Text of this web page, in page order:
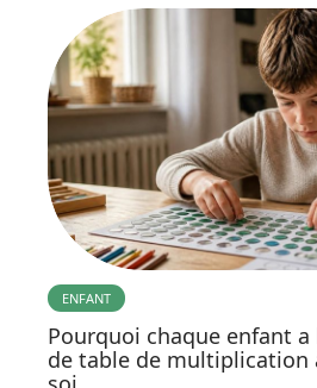
ENFANT
Pourquoi chaque enfant a
de table de multiplication